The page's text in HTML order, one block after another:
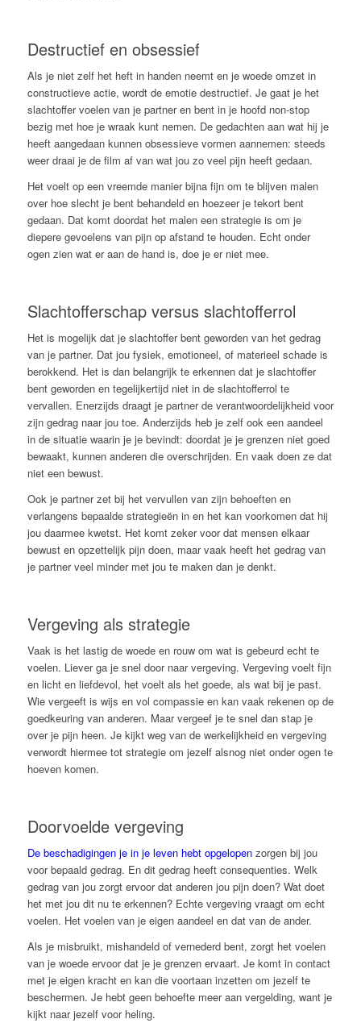
Destructief en obsessief
Als je niet zelf het heft in handen neemt en je woede omzet in
constructieve actie, wordt de emotie destructief. Je gaat je het
slachtoffer voelen van je partner en bent in je hoofd non-stop
bezig met hoe je wraak kunt nemen. De gedachten aan wat hij je
heeft aangedaan kunnen obsessieve vormen aannemen: steeds
weer draai je de film af van wat jou zo veel pijn heeft gedaan.
Het voelt op een vreemde manier bijna fijn om te blijven malen
over hoe slecht je bent behandeld en hoezeer je tekort bent
gedaan. Dat komt doordat het malen een strategie is om je
diepere gevoelens van pijn op afstand te houden. Echt onder
ogen zien wat er aan de hand is, doe je er niet mee.
Slachtofferschap versus slachtofferrol
Het is mogelijk dat je slachtoffer bent geworden van het gedrag
van je partner. Dat jou fysiek, emotioneel, of materieel schade is
berokkend. Het is dan belangrijk te erkennen dat je slachtoffer
bent geworden en tegelijkertijd niet in de slachtofferrol te
vervallen. Enerzijds draagt je partner de verantwoordelijkheid voor
zijn gedrag naar jou toe. Anderzijds heb je zelf ook een aandeel
in de situatie waarin je je bevindt: doordat je je grenzen niet goed
bewaakt, kunnen anderen die overschrijden. En vaak doen ze dat
niet een bewust.
Ook je partner zet bij het vervullen van zijn behoeften en
verlangens bepaalde strategieën in en het kan voorkomen dat hij
jou daarmee kwetst. Het komt zeker voor dat mensen elkaar
bewust en opzettelijk pijn doen, maar vaak heeft het gedrag van
je partner veel minder met jou te maken dan je denkt.
Vergeving als strategie
Vaak is het lastig de woede en rouw om wat is gebeurd echt te
voelen. Liever ga je snel door naar vergeving. Vergeving voelt fijn
en licht en liefdevol, het voelt als het goede, als wat bij je past.
Wie vergeeft is wijs en vol compassie en kan vaak rekenen op de
goedkeuring van anderen. Maar vergeef je te snel dan stap je
over je pijn heen. Je kijkt weg van de werkelijkheid en vergeving
verwordt hiermee tot strategie om jezelf alsnog niet onder ogen te
hoeven komen.
Doorvoelde vergeving
De beschadigingen je in je leven hebt opgelopenzorgen bij jou
voor bepaald gedrag. En dit gedrag heeft consequenties. Welk
gedrag van jou zorgt ervoor dat anderen jou pijn doen? Wat doet
het met jou dit nu te erkennen? Echte vergeving vraagt om echt
voelen. Het voelen van je eigen aandeel en dat van de ander.
Als je misbruikt, mishandeld of vernederd bent, zorgt het voelen
van je woede ervoor dat je je grenzen ervaart. Je komt in contact
met je eigen kracht en kan die voortaan inzetten om jezelf te
beschermen. Je hebt geen behoefte meer aan vergelding, want je
kijkt naar jezelf voor heling.